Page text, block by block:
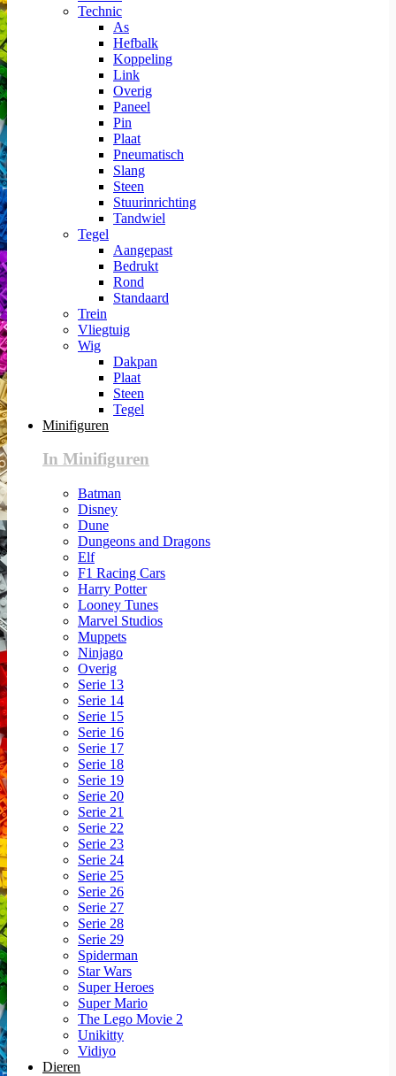
Technic
As
Hefbalk
Koppeling
Link
Overig
Paneel
Pin
Plaat
Pneumatisch
Slang
Steen
Stuurinrichting
Tandwiel
Tegel
Aangepast
Bedrukt
Rond
Standaard
Trein
Vliegtuig
Wig
Dakpan
Plaat
Steen
Tegel
Minifiguren
In Minifiguren
Batman
Disney
Dune
Dungeons and Dragons
Elf
F1 Racing Cars
Harry Potter
Looney Tunes
Marvel Studios
Muppets
Ninjago
Overig
Serie 13
Serie 14
Serie 15
Serie 16
Serie 17
Serie 18
Serie 19
Serie 20
Serie 21
Serie 22
Serie 23
Serie 24
Serie 25
Serie 26
Serie 27
Serie 28
Serie 29
Spiderman
Star Wars
Super Heroes
Super Mario
The Lego Movie 2
Unikitty
Vidiyo
Dieren